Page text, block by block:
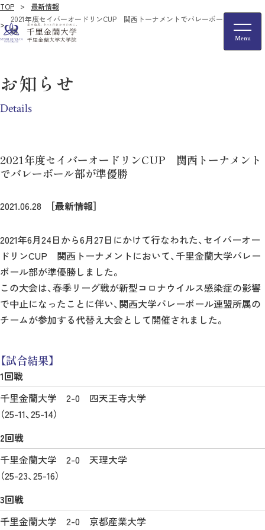
TOP
最新情報
2021年度セイバーオードリンCUP 関西トーナメントでバレーボール部が準優
勝
お知らせ
Details
2021年度セイバーオードリンCUP 関西トーナメント
でバレーボール部が準優勝
2021.06.28 ［最新情報］
2021年6月24日から6月27日にかけて行なわれた、セイバーオー
ドリンCUP 関西トーナメントにおいて、千里金蘭大学バレー
ボール部が準優勝しました。
この大会は、春季リーグ戦が新型コロナウイルス感染症の影響
で中止になったことに伴い、関西大学バレーボール連盟所属の
チームが参加する代替え大会として開催されました。
【試合結果】
1回戦
千里金蘭大学 2-0 四天王寺大学
（25-11、25-14）
2回戦
千里金蘭大学 2-0 天理大学
（25-23、25-16）
3回戦
千里金蘭大学 2-0 京都産業大学